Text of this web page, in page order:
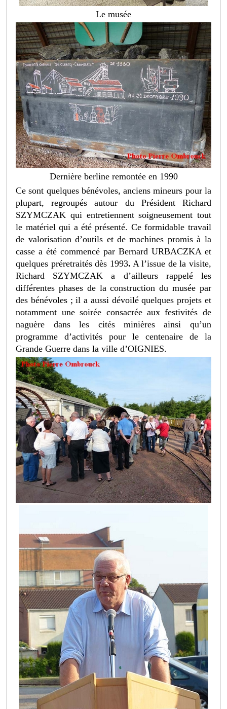
Le musée
Dernière berline remontée en 1990
Ce sont quelques bénévoles, anciens mineurs pour la
plupart, regroupés autour du Président Richard
SZYMCZAK qui entretiennent soigneusement tout
le matériel qui a été présenté. Ce formidable travail
de valorisation d’outils et de machines promis à la
casse a été commencé par Bernard URBACZKA et
quelques préretraités dès 1993. A l’issue de la visite,
Richard SZYMCZAK a d’ailleurs rappelé les
différentes phases de la construction du musée par
des bénévoles ; il a aussi dévoilé quelques projets et
notamment une soirée consacrée aux festivités de
naguère dans les cités minières ainsi qu’un
programme d’activités pour le centenaire de la
Grande Guerre dans la ville d’OIGNIES.